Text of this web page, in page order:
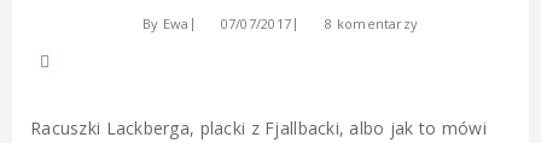
By Ewa 07/07/2017 8 komentarzy
Racuszki Lackberga, placki z Fjallbacki, albo jak to mówi